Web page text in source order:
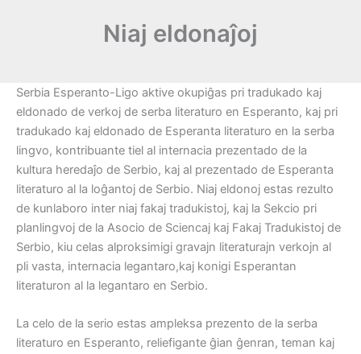
Niaj eldonaĵoj
Serbia Esperanto-Ligo aktive okupiĝas pri tradukado kaj
eldonado de verkoj de serba literaturo en Esperanto, kaj pri
tradukado kaj eldonado de Esperanta literaturo en la serba
lingvo, kontribuante tiel al internacia prezentado de la
kultura heredaĵo de Serbio, kaj al prezentado de Esperanta
literaturo al la loĝantoj de Serbio. Niaj eldonoj estas rezulto
de kunlaboro inter niaj fakaj tradukistoj, kaj la Sekcio pri
planlingvoj de la Asocio de Sciencaj kaj Fakaj Tradukistoj de
Serbio, kiu celas alproksimigi gravajn literaturajn verkojn al
pli vasta, internacia legantaro,kaj konigi Esperantan
literaturon al la legantaro en Serbio.
La celo de la serio estas ampleksa prezento de la serba
literaturo en Esperanto, reliefigante ĝian ĝenran, teman kaj